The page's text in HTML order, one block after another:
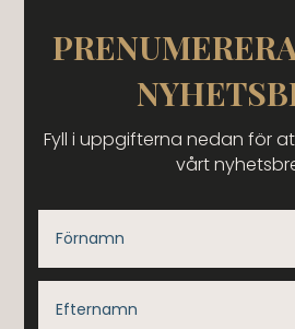
Fyll i uppgifterna nedan för
vårt